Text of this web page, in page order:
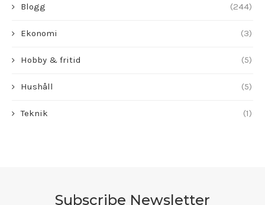
Blogg (244)
Ekonomi (3)
Hobby & fritid (5)
Hushåll (5)
Teknik (1)
Subscribe Newsletter